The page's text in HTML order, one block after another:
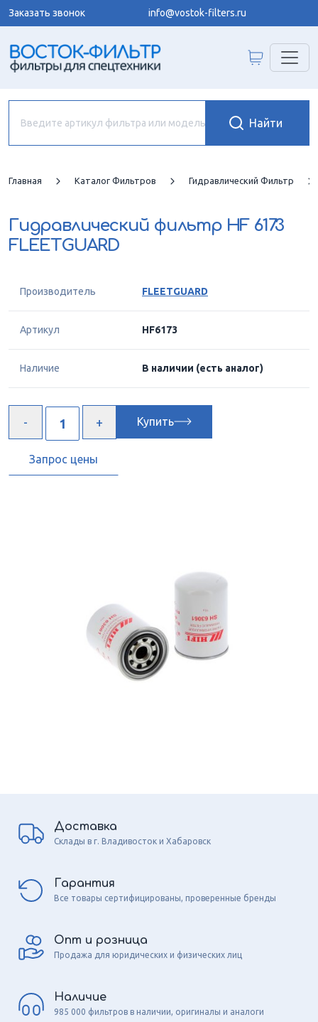
Заказать звонок info@vostok-filters.ru
Главная Каталог Фильтров Гидравлический Фильтр
Гидравлический фильтр HF 6173
FLEETGUARD
Производитель FLEETGUARD
Артикул HF6173
Наличие В наличии (есть аналог)
Купить
Запрос цены
Доставка
Склады в г. Владивосток и Хабаровск
Гарантия
Все товары сертифицированы, проверенные бренды
Опт и розница
Продажа для юридических и физических лиц
Наличие
985 000 фильтров в наличии, оригиналы и аналоги